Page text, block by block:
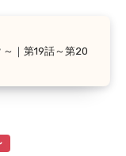
｜第19話～第20